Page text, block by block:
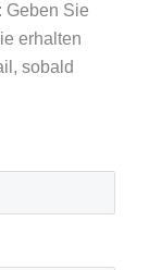
Geben Sie
erhalten
sobald